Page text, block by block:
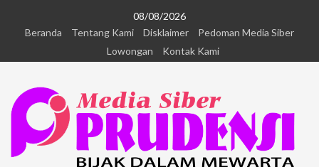
08/08/2026
Beranda
Tentang Kami Disklaimer
Pedoman Media Siber
Lowongan
Kontak Kami